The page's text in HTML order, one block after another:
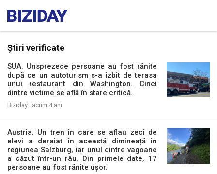
Știri verificate
SUA. Unsprezece persoane au fost rănite
după ce un autoturism s-a izbit de terasa
unui restaurant din Washington. Cinci
dintre victime se află în stare critică.
Biziday · acum 4 ani
Austria. Un tren în care se aflau zeci de
elevi a deraiat în această dimineață în
regiunea Salzburg, iar unul dintre vagoane
a căzut într-un râu. Din primele date, 17
persoane au fost rănite ușor.